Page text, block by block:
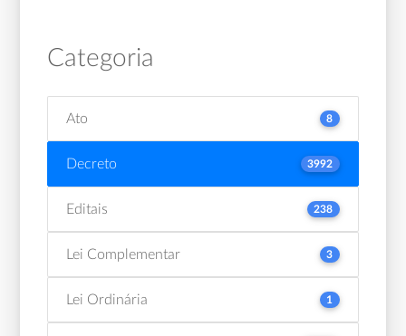
Categoria
Ato 8
Decreto 3992
Editais 238
Lei Complementar 3
Lei Ordinária 1